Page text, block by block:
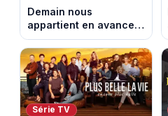
Demain nous
appartient en avance :
ce qui vous attend la
semaine du 10 au 14
août 2026 (spoiler)
Série TV